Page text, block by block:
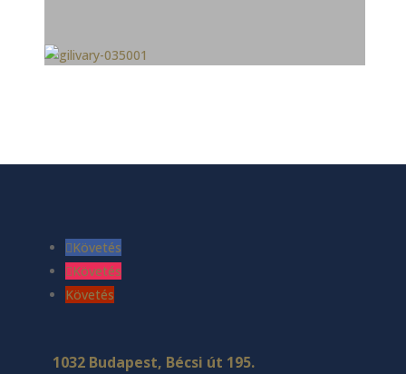
Követés
Követés
Követés
1032 Budapest, Bécsi út 195.